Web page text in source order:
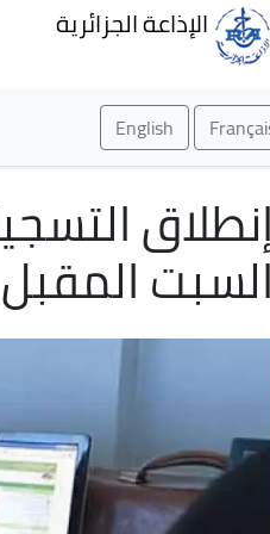
الإذاعة الجزائرية
English
المقبل